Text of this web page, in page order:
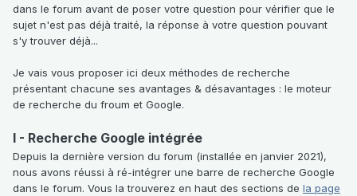
dans le forum avant de poser votre question pour vérifier que le
sujet n'est pas déjà traité, la réponse à votre question pouvant
s'y trouver déjà...
Je vais vous proposer ici deux méthodes de recherche
présentant chacune ses avantages & désavantages : le moteur
de recherche du froum et Google.
I - Recherche Google intégrée
Depuis la dernière version du forum (installée en janvier 2021),
nous avons réussi à ré-intégrer une barre de recherche Google
dans le forum. Vous la trouverez en haut des sections de la page